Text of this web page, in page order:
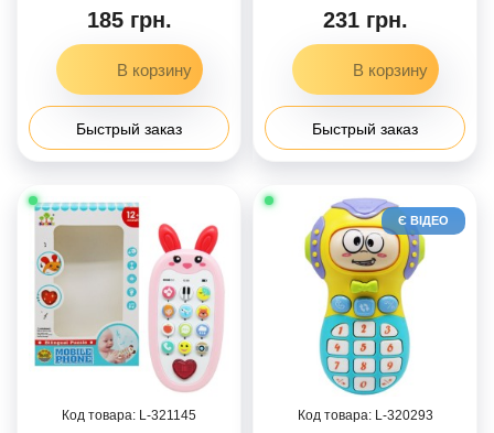
185 грн.
Быстрый заказ
231 грн.
Быстрый заказ
321145
Є ВІДЕО
320293